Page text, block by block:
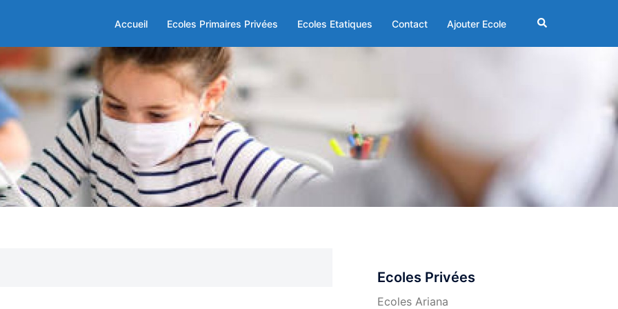
Accueil Ecoles Primaires Privées Ecoles Etatiques Contact Ajouter Ecole Rechercher
Ecoles Privées
Ecoles Ariana